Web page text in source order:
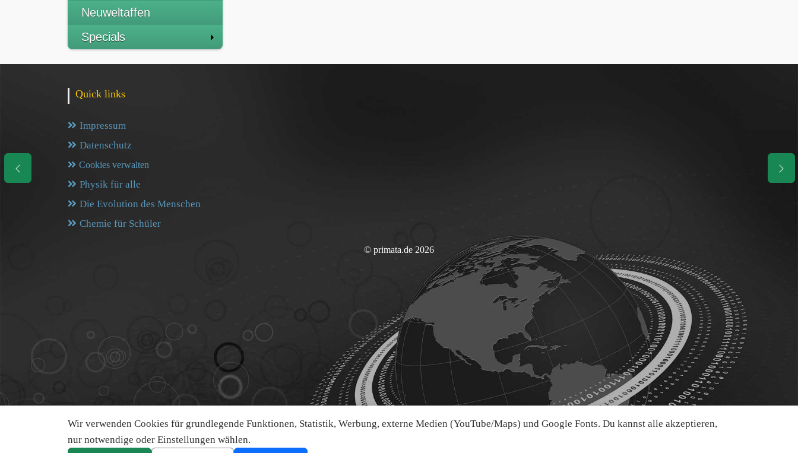
Wir verwenden Cookies für grundlegende Funktionen, Statistik, Werbung, externe Medien (YouTube/Maps) und Google Fonts. Du kannst alle akzeptieren,
nur notwendige oder Einstellungen wählen.
Neuweltaffen
Specials
Quick links
Impressum
Datenschutz
Cookies verwalten
Physik für alle
Die Evolution des Menschen
Chemie für Schüler
© primata.de 2026